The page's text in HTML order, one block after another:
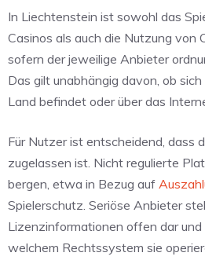
In Liechtenstein ist sowohl das
Casinos als auch die Nutzung von
sofern der jeweilige Anbieter
Das gilt unabhängig davon, ob
Land befindet oder über das
Für Nutzer ist entscheidend, dass
zugelassen ist. Nicht regulierte
bergen, etwa in Bezug auf
Spielerschutz. Seriöse Anbieter
Lizenzinformationen offen dar und
welchem Rechtssystem sie